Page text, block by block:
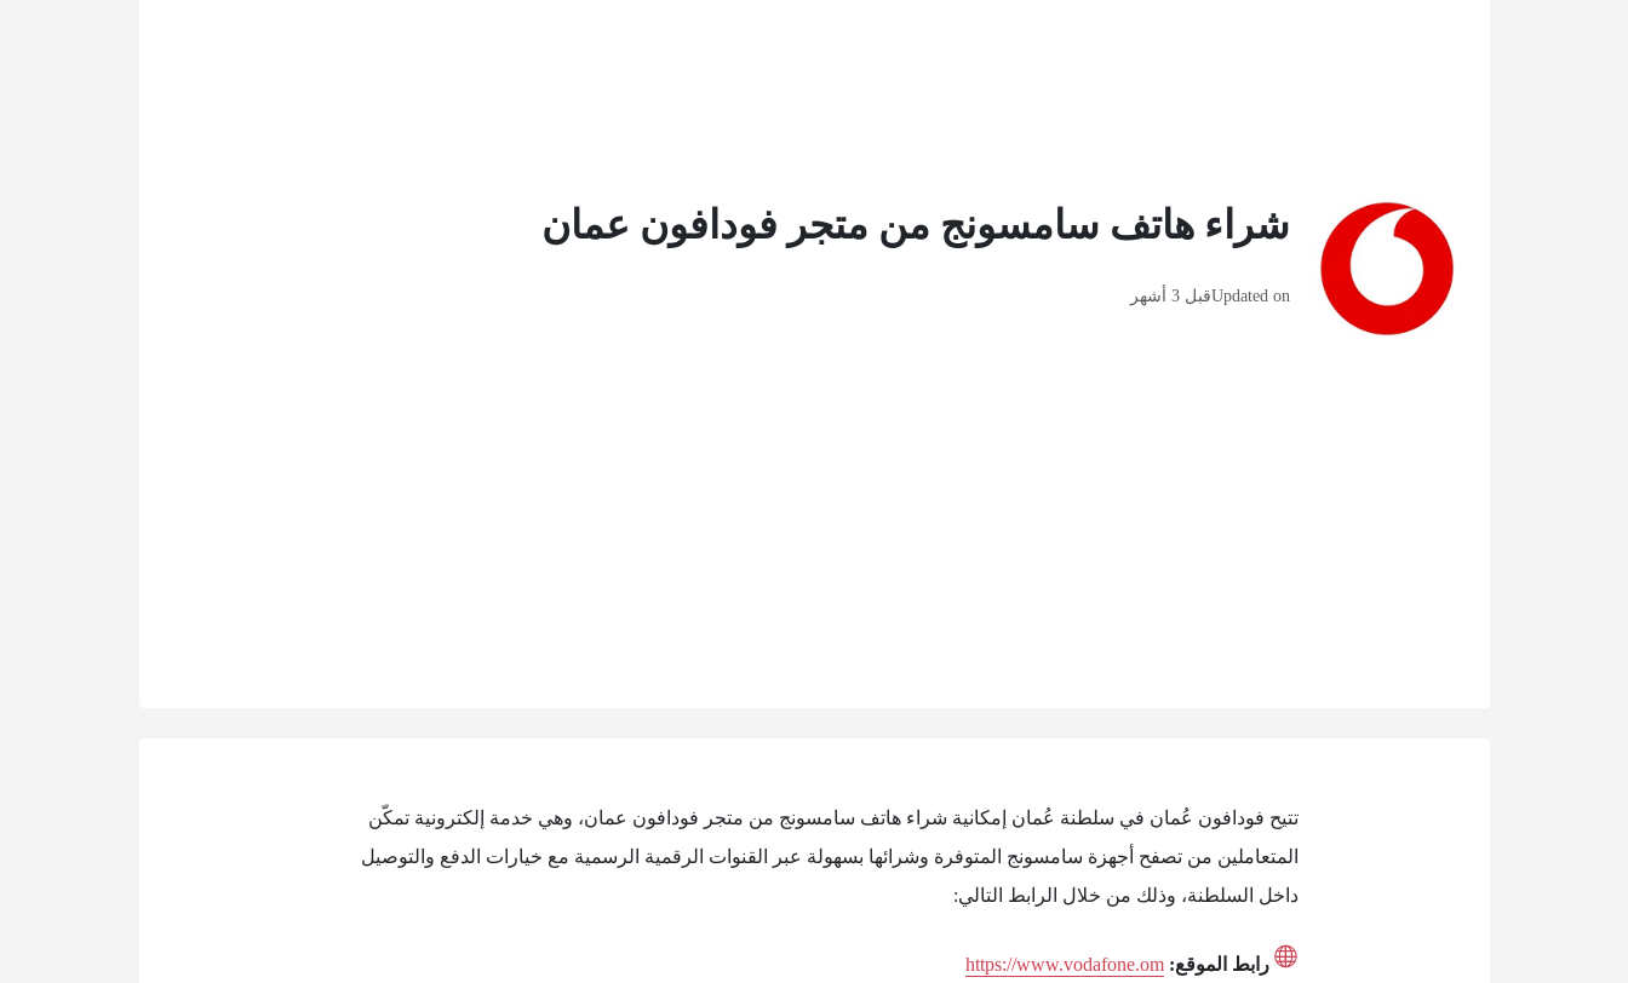
شراء هاتف سامسونج من متجر فودافون عمان
Updated onقبل 3 أشهر
تتيح فودافون عُمان في سلطنة عُمان إمكانية شراء هاتف سامسونج من متجر فودافون عمان، وهي خدمة إلكترونية تمكّن
المتعاملين من تصفح أجهزة سامسونج المتوفرة وشرائها بسهولة عبر القنوات الرقمية الرسمية مع خيارات الدفع والتوصيل
داخل السلطنة، وذلك من خلال الرابط التالي:
رابط الموقع: https://www.vodafone.om